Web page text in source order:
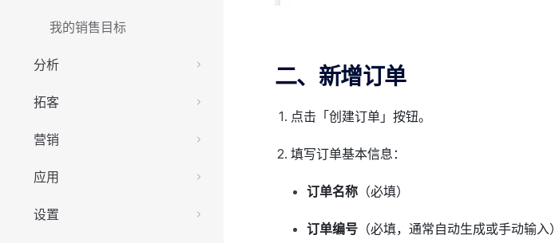
我的销售目标
分析
拓客
营销
应用
设置
二、新增订单
点击「创建订单」按钮。
填写订单基本信息：
订单名称 （必填）
订单编号 （必填，通常自动生成或手动输入）